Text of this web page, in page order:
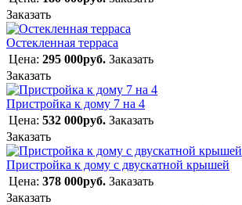
Заказать
Остекленная терраса
Цена: 295 000руб. Заказать
Заказать
Пристройка к дому 7 на 4
Цена: 532 000руб. Заказать
Заказать
Пристройка к дому с двускатной крышей
Цена: 378 000руб. Заказать
Заказать